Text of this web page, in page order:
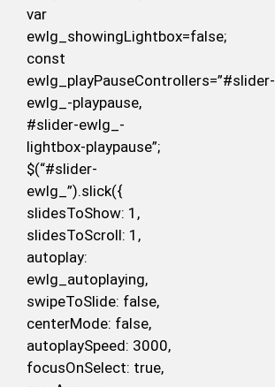
var
ewlg_showingLightbox=false;
const
ewlg_playPauseControllers=”#slider-
ewlg_-playpause,
#slider-ewlg_-
lightbox-playpause”;
$(“#slider-
ewlg_”).slick({
slidesToShow: 1,
slidesToScroll: 1,
autoplay:
ewlg_autoplaying,
swipeToSlide: false,
centerMode: false,
autoplaySpeed: 3000,
focusOnSelect: true,